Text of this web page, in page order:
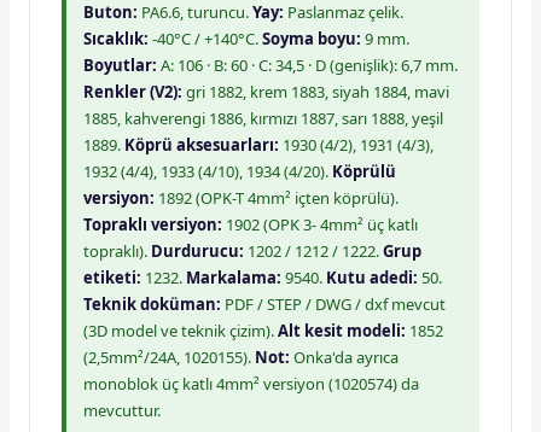
Buton: PA6.6, turuncu.Yay: Paslanmaz çelik.
Sıcaklık: -40°C / +140°C.Soyma boyu: 9 mm.
Boyutlar: A: 106 · B: 60 · C: 34,5 · D (genişlik): 6,7 mm.
Renkler (V2): gri 1882, krem 1883, siyah 1884, mavi
1885, kahverengi 1886, kırmızı 1887, sarı 1888, yeşil
1889. Köprü aksesuarları: 1930 (4/2), 1931 (4/3),
1932 (4/4), 1933 (4/10), 1934 (4/20). Köprülü
versiyon: 1892 (OPK-T 4mm² içten köprülü).
Topraklı versiyon: 1902 (OPK 3- 4mm² üç katlı
topraklı). Durdurucu: 1202 / 1212 / 1222.Grup
etiketi: 1232. Markalama: 9540. Kutu adedi: 50.
Teknik doküman: PDF / STEP / DWG / dxf mevcut
(3D model ve teknik çizim).Alt kesit modeli: 1852
(2,5mm²/24A, 1020155). Not: Onka'da ayrıca
monoblok üç katlı 4mm² versiyon (1020574) da
mevcuttur.